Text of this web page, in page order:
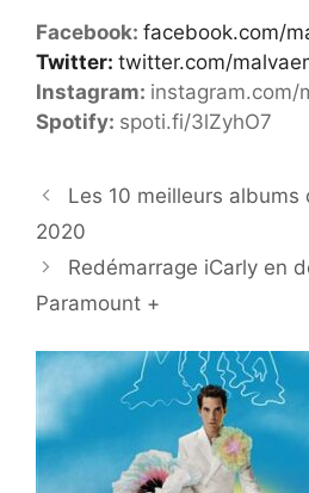
Facebook: facebook.com/
Twitter: twitter.com/
Instagram: instagram.com/
Spotify: spoti.fi/3lZyhO7
Les 10 meilleurs albums
2020
Redémarrage iCarly en
Paramount +